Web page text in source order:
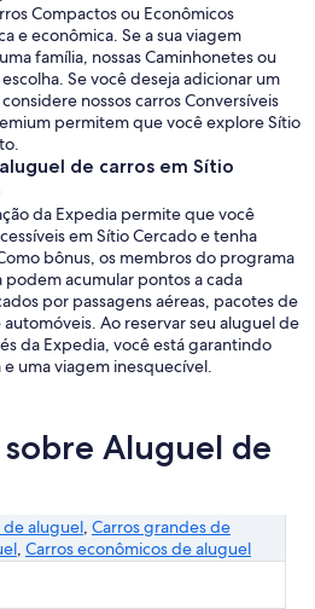
Compactos ou Econômicos
e econômica. Se a sua viagem
família, nossas Caminhonetes ou
Se você deseja adicionar um
nossos carros Conversíveis
permitem que você explore Sítio
de carros em Sítio
da Expedia permite que você
em Sítio Cercado e tenha
bônus, os membros do programa
acumular pontos a cada
por passagens aéreas, pacotes de
Ao reservar seu aluguel de
da Expedia, você está garantindo
uma viagem inesquecível.
Aluguel de
de aluguel, Carros grandes de
, Carros econômicos de aluguel